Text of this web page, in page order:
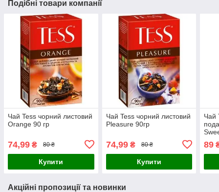
Подібні товари компанії
Чай Tess чорний листовий
Orange 90 гр
74,99 ₴ 80 ₴
Купити
Чай Tess чорний листовий
Pleasure 90гр
74,99₴ 80 ₴
Купити
Чай
89
Акційні пропозиції та новинки